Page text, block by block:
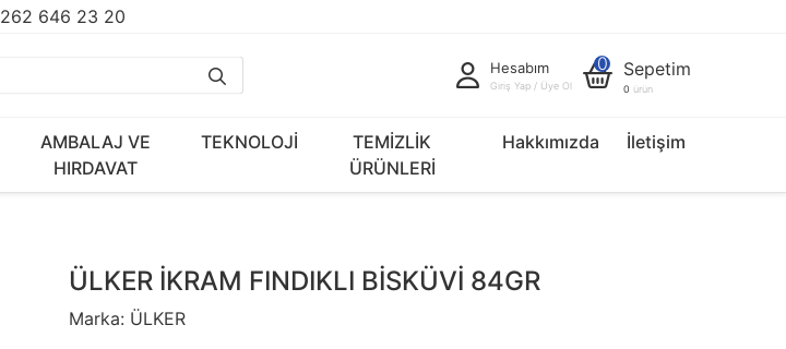
262 646 23 20
Hesabım
Giriş Yap / Üye Ol
0 Sepetim
0 ürün
AMBALAJ VE
HIRDAVAT
TEKNOLOJİ
TEMİZLİK
ÜRÜNLERİ
Hakkımızda İletişim
ÜLKER İKRAM FINDIKLI BİSKÜVİ 84GR
Marka: ÜLKER